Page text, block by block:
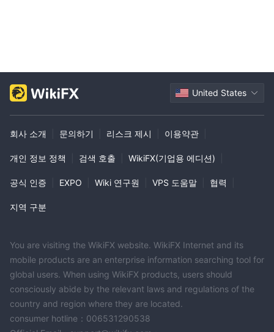
멕시코: +528004610426
MENA: +97145429103
아프리카: +23233996965
와 개인의 선호도에 기반한 매일 시장 분석 업데이트를 제공합니다.
자주 묻는 질문
Taurex에서 제공하는 최대 레버리지는 얼마인가요?
Taurex은 MetaTrader 4 (MT4), MetaTrader 5 (MT5) 및 Taurex 앱
을 지원합니다.
Taurex은 거래에 수수료를 부과하나요?
Standard Zero 및 Pro Zero 계정에는 수수료가 없지만, Raw 계정
은 거래 당 최대 $2.0의 수수료가 부과됩니다.
United States
회사 소개 문의하기 리스크 제시 이용약관
개인 정보 정책 검색 호출 WikiFX(기업용 에디션)
공식 인증 EXPO Wiki 연구원 VPS 도움말 협력
지역 구분
You are visiting the WikiFX website. WikiFX Internet and its
mobile products are an enterprise information searching tool for
global users. When using WikiFX products, users should
consciously abide by the relevant laws and regulations of the
country and region where they are located.
consumer hotline：006531290538